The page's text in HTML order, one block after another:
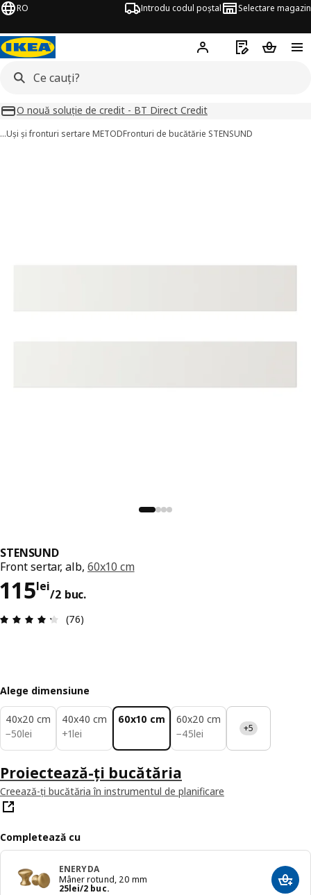
RO Introdu codul poștal Selectare magazin
Hej! Autentifică-te
Listă deCoșul de
O nouă soluție de credit - BT Direct Credit
…Uși și fronturi sertare METODFronturi de bucătărie STENSUND
STENSUND
Front sertar, alb, 60x10 cm
115lei
/2 buc.
Preț 115lei/2 buc.
Prezentare generală: 4.3 din 5 stele Total
(76)
Alege dimensiune
40x20 cm
−50lei
50lei
40x40 cm
+1lei
1lei
60x10 cm
60x20 cm
−45lei
45lei +5
Proiectează-ți bucătăria
Creează-ți bucătăria în instrumentul de planificare
Completează cu
ENERYDA
Mâner rotund, 20 mm
25lei/2 buc.
Preț 25lei/2 buc.